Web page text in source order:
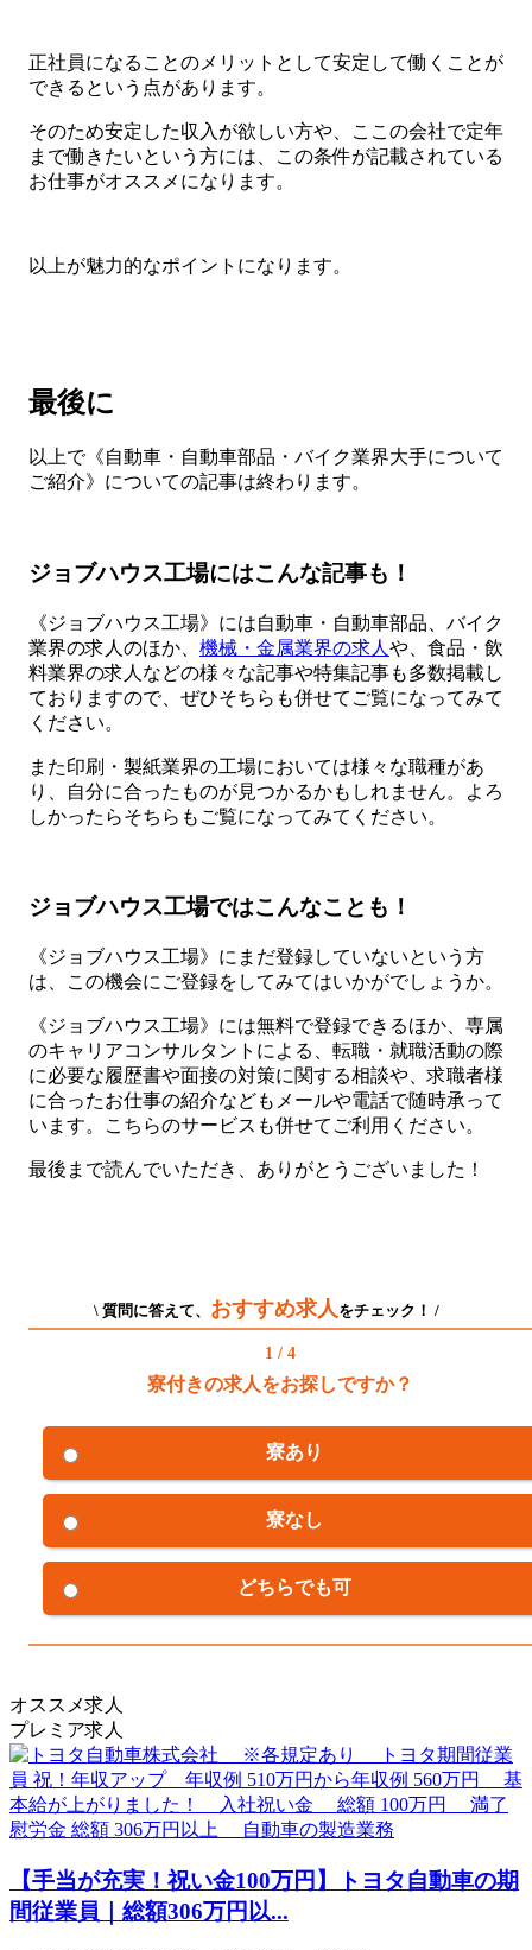
正社員になることのメリットとして安定して働くことが
できるという点があります。
そのため安定した収入が欲しい方や、ここの会社で定年
まで働きたいという方には、この条件が記載されている
お仕事がオススメになります。
以上が魅力的なポイントになります。
最後に
以上で《自動車・自動車部品・バイク業界大手について
ご紹介》についての記事は終わります。
ジョブハウス工場にはこんな記事も！
《ジョブハウス工場》には自動車・自動車部品、バイク
業界の求人のほか、 機械・金属業界の求人 や、食品・飲
料業界の求人などの様々な記事や特集記事も多数掲載し
ておりますので、ぜひそちらも併せてご覧になってみて
ください。
また印刷・製紙業界の工場においては様々な職種があ
り、自分に合ったものが見つかるかもしれません。よろ
しかったらそちらもご覧になってみてください。
ジョブハウス工場ではこんなことも！
《ジョブハウス工場》にまだ登録していないという方
は、この機会にご登録をしてみてはいかがでしょうか。
《ジョブハウス工場》には無料で登録できるほか、専属
のキャリアコンサルタントによる、転職・就職活動の際
に必要な履歴書や面接の対策に関する相談や、求職者様
に合ったお仕事の紹介などもメールや電話で随時承って
います。こちらのサービスも併せてご利用ください。
最後まで読んでいただき、ありがとうございました！
\ 質問に答えて、 おすすめ求人をチェック！ /
1 / 4
寮付きの求人をお探しですか？
寮あり
寮なし
どちらでも可
オススメ求人
プレミア求人
【手当が充実！祝い金100万円】トヨタ自動車の期
間従業員｜総額306万円以...